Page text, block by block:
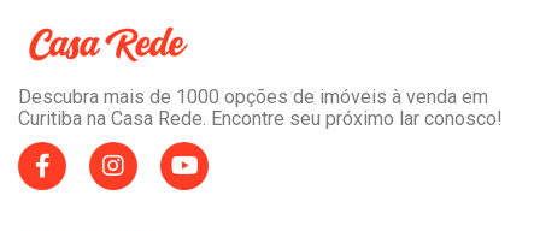
Descubra mais de 1000 opções de imóveis à venda em
Curitiba na Casa Rede. Encontre seu próximo lar conosco!